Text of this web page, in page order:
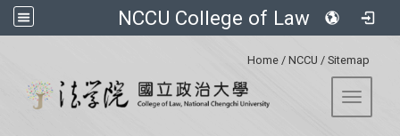
NCCU College of Law
Home / NCCU / Sitemap
Toggle